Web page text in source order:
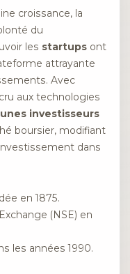
croissance, la
du
les startups ont
attrayante
Avec
aux technologies
investisseurs
boursier, modifiant
dans
en 1875.
(NSE) en
les années 1990.